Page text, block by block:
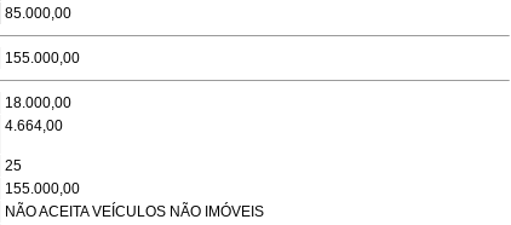
85.000,00
155.000,00
18.000,00
4.664,00
25
155.000,00
NÃO ACEITA VEÍCULOS NÃO IMÓVEIS